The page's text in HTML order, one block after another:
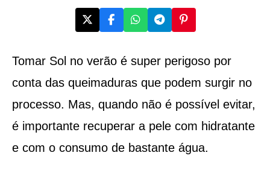
Tomar Sol no verão é super perigoso por
conta das queimaduras que podem surgir no
processo. Mas, quando não é possível evitar,
é importante recuperar a pele com hidratante
e com o consumo de bastante água.